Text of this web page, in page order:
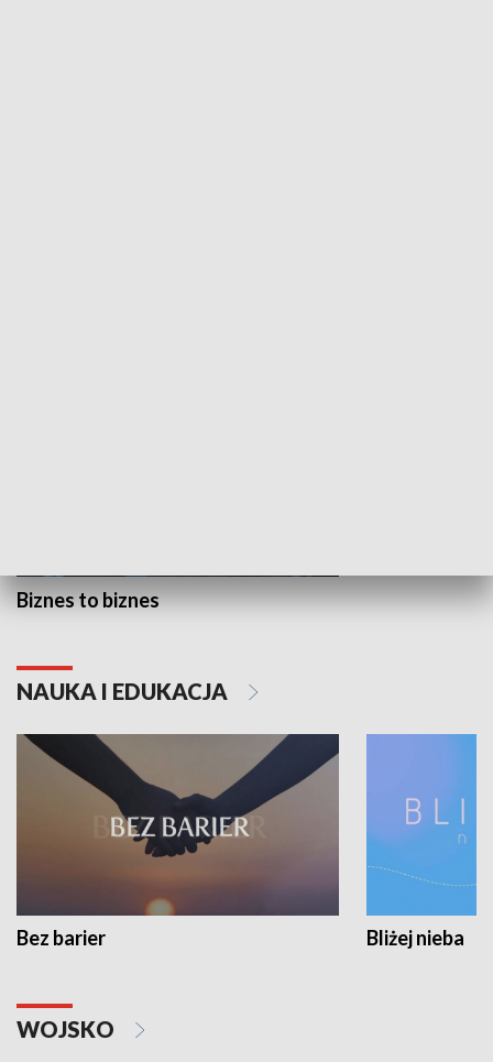
Biznes to biznes
NAUKA I EDUKACJA
Bez barier Bliżej nieba
WOJSKO